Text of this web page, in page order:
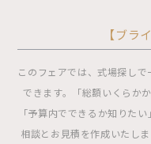
【ブラ
このフェアでは、式場探し
できます。「総額いくらか
「予算内でできるか知りた
相談とお見積を作成いたし